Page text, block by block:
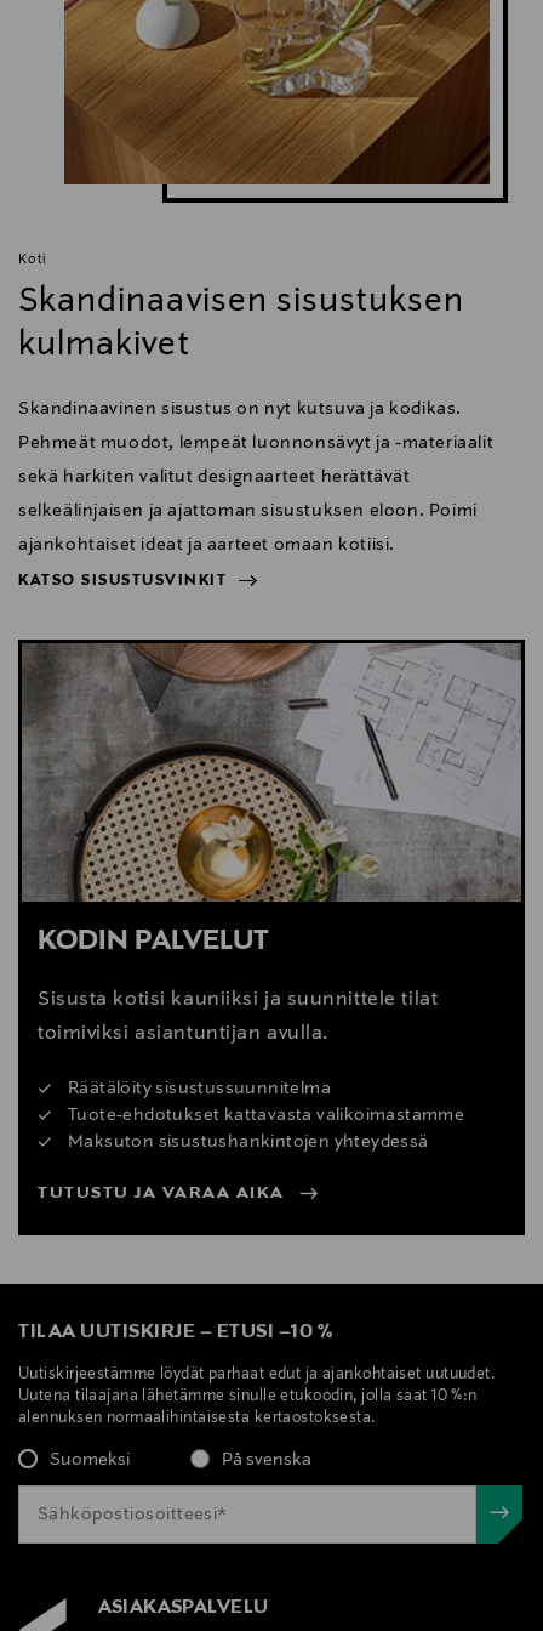
Koti
Skandinaavisen sisustuksen
kulmakivet
Skandinaavinen sisustus on nyt kutsuva ja kodikas.
Pehmeät muodot, lempeät luonnonsävyt ja -materiaalit
sekä harkiten valitut designaarteet herättävät
selkeälinjaisen ja ajattoman sisustuksen eloon. Poimi
ajankohtaiset ideat ja aarteet omaan kotiisi.
KATSO SISUSTUSVINKIT
KATSO SISUSTUSVINKIT
KODIN PALVELUT
Sisusta kotisi kauniiksi ja suunnittele tilat
toimiviksi asiantuntijan avulla.
Räätälöity sisustussuunnitelma
Tuote-ehdotukset kattavasta valikoimastamme
Maksuton sisustushankintojen yhteydessä
TUTUSTU JA VARAA AIKA
TILAA UUTISKIRJE – ETUSI –10 %
Uutiskirjeestämme löydät parhaat edut ja ajankohtaiset uutuudet.
Uutena tilaajana lähetämme sinulle etukoodin, jolla saat 10 %:n
alennuksen normaalihintaisesta kertaostoksesta.
Suomeksi På svenska
ASIAKASPALVELU